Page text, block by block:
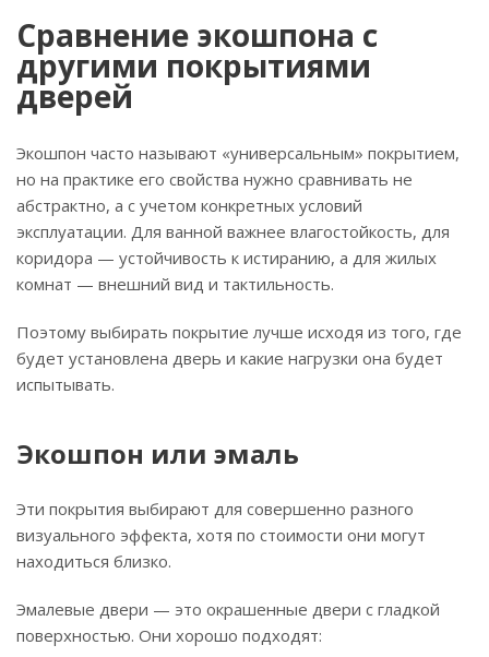
Сравнение экошпона с
другими покрытиями
дверей
Экошпон часто называют «универсальным» покрытием,
но на практике его свойства нужно сравнивать не
абстрактно, а с учетом конкретных условий
эксплуатации. Для ванной важнее влагостойкость, для
коридора — устойчивость к истиранию, а для жилых
комнат — внешний вид и тактильность.
Поэтому выбирать покрытие лучше исходя из того, где
будет установлена дверь и какие нагрузки она будет
испытывать.
Экошпон или эмаль
Эти покрытия выбирают для совершенно разного
визуального эффекта, хотя по стоимости они могут
находиться близко.
Эмалевые двери — это окрашенные двери с гладкой
поверхностью. Они хорошо подходят: